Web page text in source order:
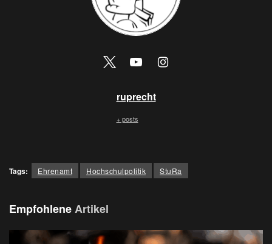
ruprecht
+ posts
Tags: Ehrenamt Hochschulpolitik StuRa
EmpfohleneArtikel